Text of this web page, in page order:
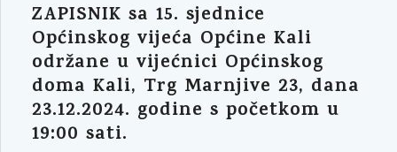
ZAPISNIK sa 15. sjednice
Općinskog vijeća Općine Kali
održane u vijećnici Općinskog
doma Kali, Trg Marnjive 23, dana
23.12.2024. godine s početkom u
19:00 sati.